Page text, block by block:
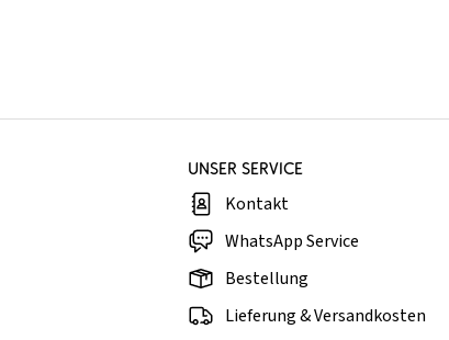
UNSER SERVICE
Kontakt
WhatsApp Service
Bestellung
Lieferung & Versandkosten